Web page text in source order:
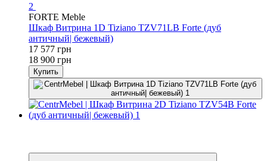
2
FORTE Meble
Шкаф Витрина 1D Tiziano TZV71LB Forte (дуб
античный| бежевый)
17 577 грн
18 900 грн
Купить